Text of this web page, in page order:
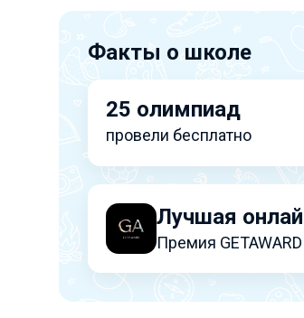
Факты о школе
25 олимпиад
провели бесплатно
Лучшая
Премия GETAWARD